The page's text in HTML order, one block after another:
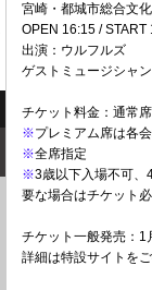
宮崎・都城市総合文
OPEN 16:15 / START
出演：ウルフルズ
ゲストミュージシャ
チケット料金：通常
※プレミアム席は各
※全席指定
※3歳以下入場不可、
要な場合はチケット
チケット一般発売：1
詳細は特設サイトをご